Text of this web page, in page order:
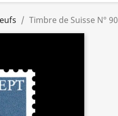
Timbre de Suisse N°